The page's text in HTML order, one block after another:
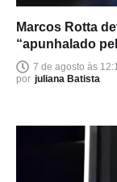
Marcos Rotta
“apunhalado
7 de agosto às
por juliana Batista